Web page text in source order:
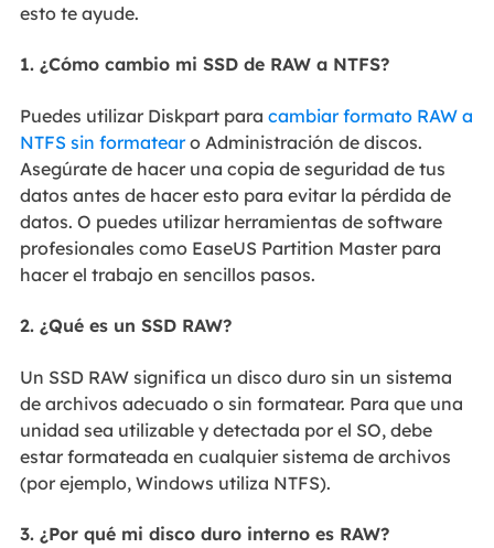
esto te ayude.
1. ¿Cómo cambio mi SSD de RAW a NTFS?
Puedes utilizar Diskpart para cambiar formato RAW a
NTFS sin formatearo Administración de discos.
Asegúrate de hacer una copia de seguridad de tus
datos antes de hacer esto para evitar la pérdida de
datos. O puedes utilizar herramientas de software
profesionales como EaseUS Partition Master para
hacer el trabajo en sencillos pasos.
2. ¿Qué es un SSD RAW?
Un SSD RAW significa un disco duro sin un sistema
de archivos adecuado o sin formatear. Para que una
unidad sea utilizable y detectada por el SO, debe
estar formateada en cualquier sistema de archivos
(por ejemplo, Windows utiliza NTFS).
3. ¿Por qué mi disco duro interno es RAW?